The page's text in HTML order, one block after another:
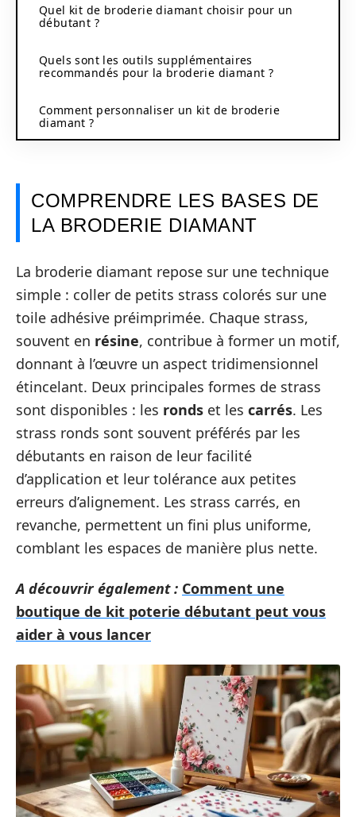
Quel kit de broderie diamant choisir pour un
débutant ?
Quels sont les outils supplémentaires
recommandés pour la broderie diamant ?
Comment personnaliser un kit de broderie
diamant ?
COMPRENDRE LES BASES DE
LA BRODERIE DIAMANT
La broderie diamant repose sur une technique
simple : coller de petits strass colorés sur une
toile adhésive préimprimée. Chaque strass,
souvent en résine, contribue à former un motif,
donnant à l’œuvre un aspect tridimensionnel
étincelant. Deux principales formes de strass
sont disponibles : les ronds et les carrés. Les
strass ronds sont souvent préférés par les
débutants en raison de leur facilité
d’application et leur tolérance aux petites
erreurs d’alignement. Les strass carrés, en
revanche, permettent un fini plus uniforme,
comblant les espaces de manière plus nette.
A découvrir également : Comment une
boutique de kit poterie débutant peut vous
aider à vous lancer